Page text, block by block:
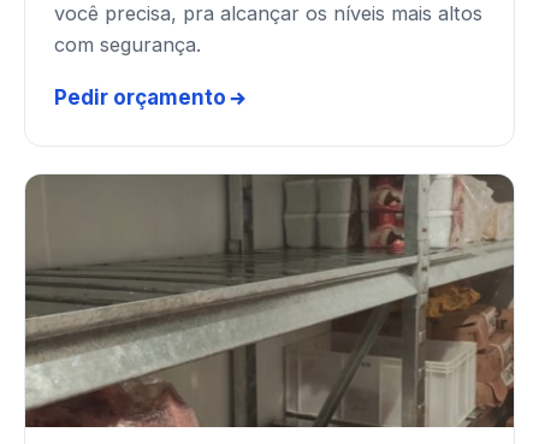
você precisa, pra alcançar os níveis mais altos
com segurança.
Pedir orçamento